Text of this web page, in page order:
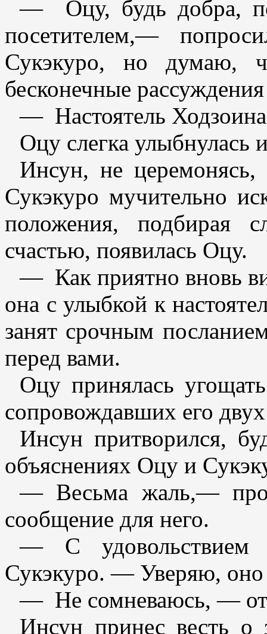
— Оцу, будь добра,
посетителем,—
Сукэкуро, но думаю,
бесконечные
— Настоятель
Оцу слегка
Инсун, не
Сукэкуро мучительно
положения, подбирая
счастью, появилась Оцу.
— Как приятно вновь
она с улыбкой к
занят срочным
перед вами.
Оцу принялась
сопровождавших его
Инсун притворился,
объяснениях Оцу и
— Весьма жаль,—
сообщение для него.
— С удовольствием
Сукэкуро. — Уверяю, оно
— Не сомневаюсь, —
Инсун принес весть